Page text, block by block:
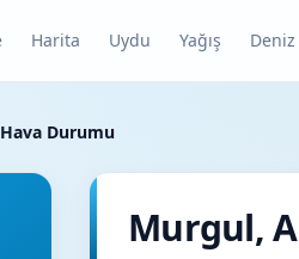
Harita Uydu Yağış Deniz
Durumu
Murgul,